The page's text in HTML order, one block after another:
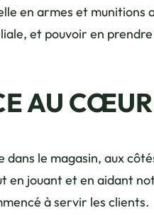
en armes et
et pouvoir en prendre
AU
dans le magasin, aux
en jouant et en aidant
à servir les clients.